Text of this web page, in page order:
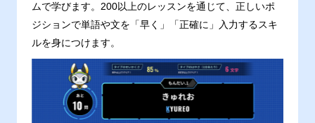
ムで学びます。200以上のレッスンを通じて、正しいポ
ジションで単語や文を「早く」「正確に」入力するスキ
ルを身につけます。